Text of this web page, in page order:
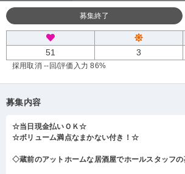
募集終了
51 3
採用取消 --回/評価入力 86%
募集内容
☆当日現金払いＯＫ☆
☆ボリューム満点なまかない付き！☆
◇蔵前のアットホームな居酒屋でホールスタッフ